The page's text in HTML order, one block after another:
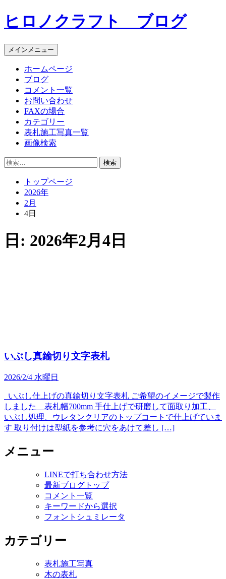
コ
ン
ン
ツ
ヒロノクラフト ブログ
メインメニュー
ホームページ
ブログ
コメント一覧
お問い合わせ
FAXの場合
カテゴリー
表札施工写真一覧
画像検索
検
トップページ
2026年
2月
4日
日: 2026年2月4日
いぶし真鍮切り文字表札
2026/2/4 水曜日
いぶし仕上げの真鍮切り文字表札 ご希望のイメージで製作
しました 表札幅700mm 手仕上げで研磨して面取り加工、
いぶし処理、ウレタンクリアのトップコートで仕上げていま
す 取り付けは型紙を参考に穴をあけて差し […]
メニュー
LINEで打ち合わせ方法
最新ブログトップ
コメント一覧
キーワードから選択
フォントシュミレータ
カテゴリー
表札施工写真
木の表札